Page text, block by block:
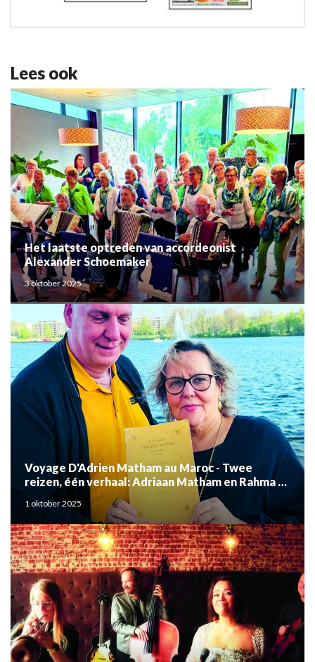
Lees ook
Het laatste optreden van accordeonist
Alexander Schoemaker
3 oktober 2025
Voyage D'Adrien Matham au Maroc - Twee
reizen, één verhaal: Adriaan Matham en Rahma el
Mouden
1 oktober 2025